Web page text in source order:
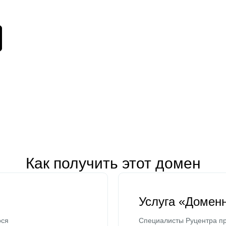
Как получить этот домен
Услуга
Специалисты Руцентра